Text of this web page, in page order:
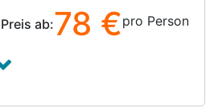
Preis ab:78 €pro Person